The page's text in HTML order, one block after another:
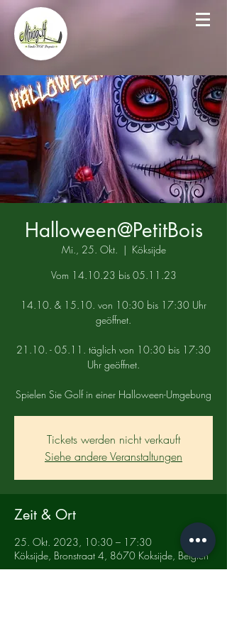
Halloween@PetitBois
Mi., 25. Okt.
  |
Köksijde
Vom 14.10.23 bis 05.11.23
14.10. & 15.10. von 10:30 bis 17:30 Uhr
geöffnet.
21.10. - 05.11. täglich von 10:30 bis 17:30
Uhr geöffnet.
Spielen Sie Golf in einer Halloween-Umgebung
Tickets werden nicht verkauft
Siehe andere Veranstaltungen
Zeit & Ort
25. Okt. 2023, 10:30 – 17:30
Köksijde, Bronstraat 4, 8670 Koksijde, Belgien